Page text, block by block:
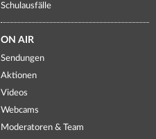
Schulausfälle
ON AIR
Sendungen
Aktionen
Videos
Webcams
Moderatoren & Team